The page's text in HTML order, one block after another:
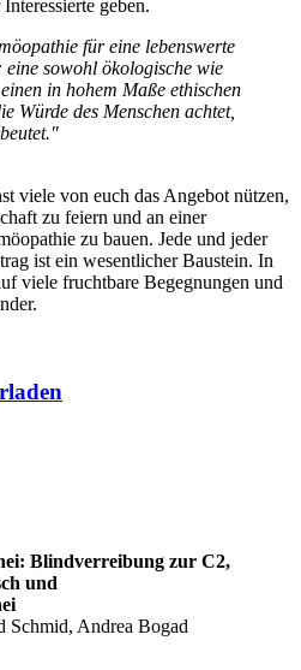
geben.
für eine lebenswerte
sowohl ökologische wie
in hohem Maße ethischen
Würde des Menschen achtet,
viele von euch das Angebot nützen,
zu feiern und an einer
zu bauen. Jede und jeder
ist ein wesentlicher Baustein. In
viele fruchtbare Begegnungen und
Blindverreibung zur C2,
und
Schmid, Andrea Bogad